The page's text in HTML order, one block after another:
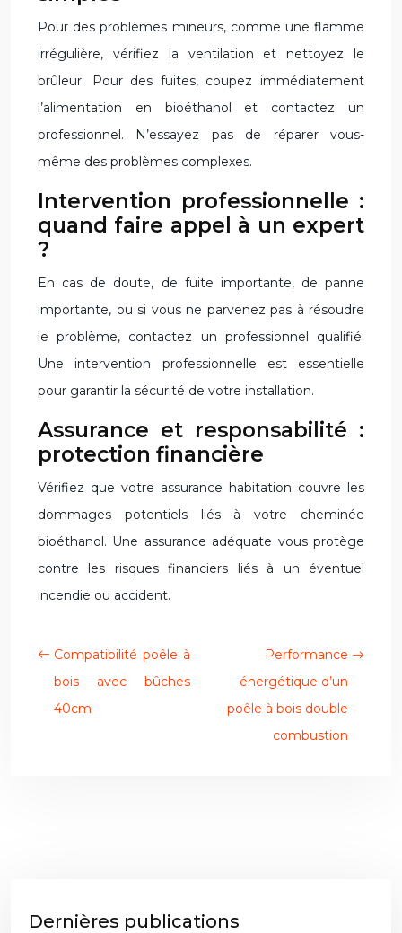
Pour des problèmes mineurs, comme une flamme
irrégulière, vérifiez la ventilation et nettoyez le
brûleur. Pour des fuites, coupez immédiatement
l’alimentation en bioéthanol et contactez un
professionnel. N’essayez pas de réparer vous-
même des problèmes complexes.
Intervention professionnelle :
quand faire appel à un expert
?
En cas de doute, de fuite importante, de panne
importante, ou si vous ne parvenez pas à résoudre
le problème, contactez un professionnel qualifié.
Une intervention professionnelle est essentielle
pour garantir la sécurité de votre installation.
Assurance et responsabilité :
protection financière
Vérifiez que votre assurance habitation couvre les
dommages potentiels liés à votre cheminée
bioéthanol. Une assurance adéquate vous protège
contre les risques financiers liés à un éventuel
incendie ou accident.
Compatibilité poêle à
bois avec bûches
40cm
Performance
énergétique d’un
poêle à bois double
combustion
Dernières publications